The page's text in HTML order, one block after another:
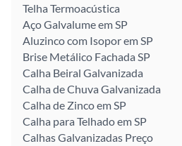
Telha Termoacústica
Aço Galvalume em SP
Aluzinco com Isopor em SP
Brise Metálico Fachada SP
Calha Beiral Galvanizada
Calha de Chuva Galvanizada
Calha de Zinco em SP
Calha para Telhado em SP
Calhas Galvanizadas Preço